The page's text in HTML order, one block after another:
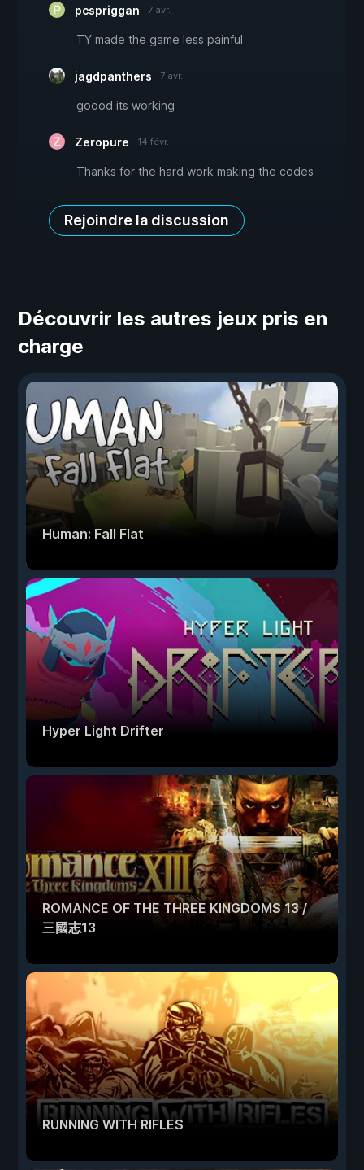
pcspriggan 7 avr.
TY made the game less painful
jagdpanthers 7 avr.
goood its working
Zeropure 14 févr.
Thanks for the hard work making the codes
Rejoindre la discussion
Découvrir les autres jeux pris en
charge
Human: Fall Flat
Hyper Light Drifter
ROMANCE OF THE THREE KINGDOMS 13 /
三國志13
RUNNING WITH RIFLES